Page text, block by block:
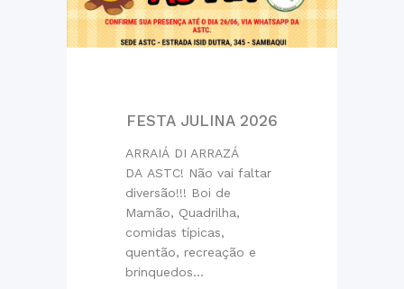
FESTA JULINA 2026
ARRAIÁ DI ARRAZÁ
DA ASTC! Não vai faltar
diversão!!! Boi de
Mamão, Quadrilha,
comidas típicas,
quentão, recreação e
brinquedos...